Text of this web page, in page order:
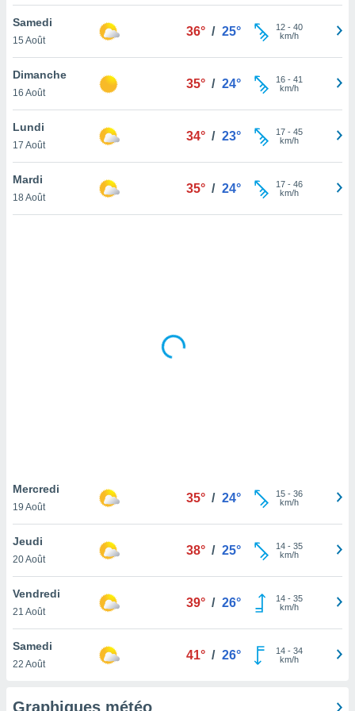
votre
à
en
le
notre
que
et que
Samedi
15 Août
36° / 25° 12- 40
km/h
Dimanche
16 Août
35° / 24° 16- 41
km/h
Lundi
17 Août
34° / 23° 17- 45
km/h
Mardi
18 Août
35° / 24° 17- 46
km/h
Mercredi
19 Août
35° / 24° 15- 36
km/h
Jeudi
20 Août
38° / 25° 14- 35
km/h
Vendredi
21 Août
39° / 26° 14- 35
km/h
Samedi
22 Août
41° / 26° 14- 34
km/h
Graphiques météo